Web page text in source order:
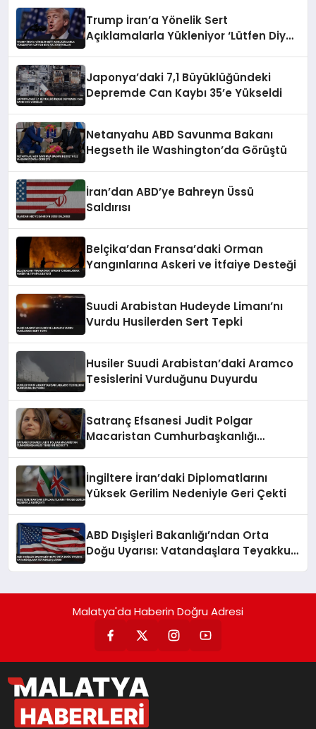
Trump İran’a Yönelik Sert
Açıklamalarla Yükleniyor ‘Lütfen Diye
Japonya’daki 7,1 Büyüklüğündeki
Depremde Can Kaybı 35’e Yükseldi
Netanyahu ABD Savunma Bakanı
Hegseth ile Washington’da Görüştü
İran’dan ABD’ye Bahreyn Üssü
Saldırısı
Belçika’dan Fransa’daki Orman
Yangınlarına Askeri ve İtfaiye Desteği
Suudi Arabistan Hudeyde Limanı’nı
Vurdu Husilerden Sert Tepki
Husiler Suudi Arabistan’daki Aramco
Tesislerini Vurduğunu Duyurdu
Satranç Efsanesi Judit Polgar
Macaristan Cumhurbaşkanlığı
İngiltere İran’daki Diplomatlarını
Yüksek Gerilim Nedeniyle Geri Çekti
ABD Dışişleri Bakanlığı’ndan Orta
Doğu Uyarısı: Vatandaşlara Teyakkuz
Malatya'da Haberin Doğru Adresi